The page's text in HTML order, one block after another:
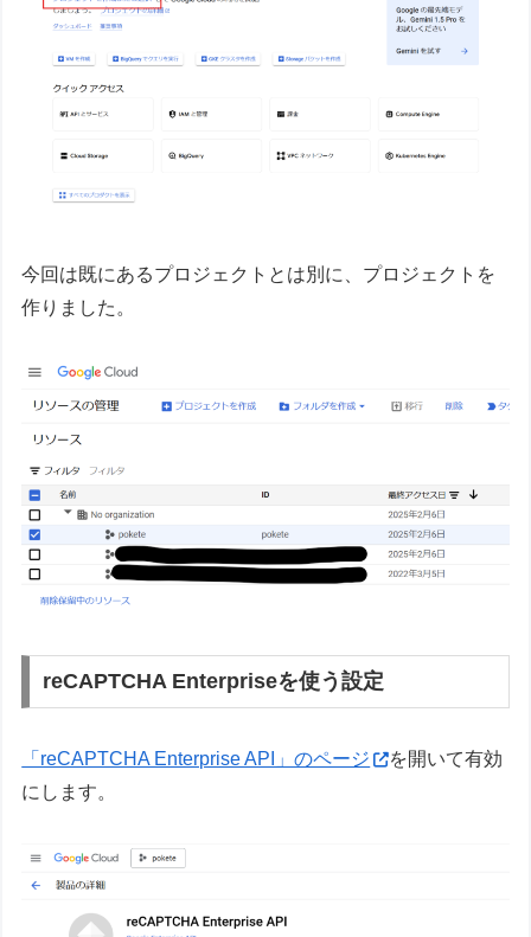
今回は既にあるプロジェクトとは別に、プロジェクトを
作りました。
reCAPTCHA Enterpriseを使う設定
「reCAPTCHA Enterprise API」のページ
を開いて有効
にします。